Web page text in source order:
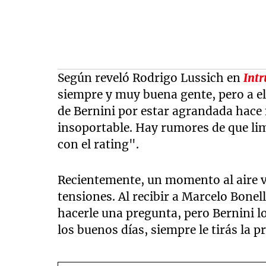
Según reveló Rodrigo Lussich en
siempre y muy buena gente, pero a
de Bernini por estar agrandada
insoportable. Hay rumores de que
con el rating".
Recientemente, un momento al aire
tensiones. Al recibir a Marcelo
hacerle una pregunta, pero Bernini
los buenos días, siempre le tirás la